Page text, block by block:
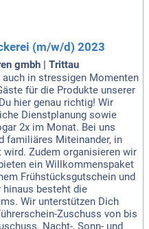
(m/w/d) 2023
gmbh | Trittau
in stressigen Momenten
für die Produkte unserer
hier genau richtig! Wir
Dienstplanung sowie
2x im Monat. Bei uns
familiäres Miteinander, in
Zudem organisieren wir
ein Willkommenspaket
Frühstücksgutschein und
hinaus besteht die
Wir unterstützen Dich
Zuschuss von bis
Nacht-, Sonn- und